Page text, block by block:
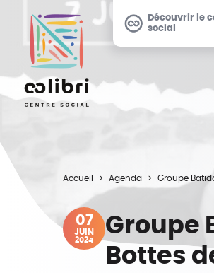
Découvrir le
social
Accueil Agenda Groupe
07
JUIN
2024
Groupe
Bottes